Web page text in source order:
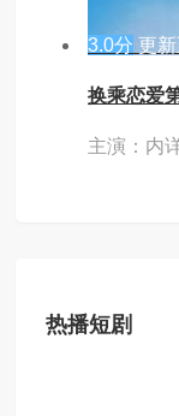
3.0分 更
换乘恋爱
主演：内
热播短剧